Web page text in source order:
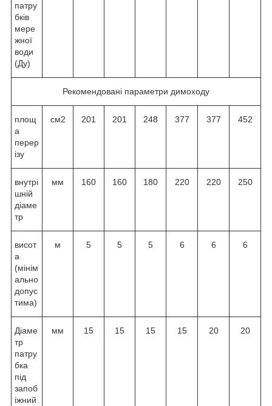
патру
бків
мере
жної
води
(Ду)
Рекомендовані параметри димоходу
площ
а
перер
ізу
см2 201 201 248 377 377 452
внутрі
шній
діаме
тр
мм 160 160 180 220 220 250
висот
а
(мінім
ально
допус
тима)
м 5 5 5 6 6 6
Діаме
тр
патру
бка
під
запоб
іжний
мм 15 15 15 15 20 20